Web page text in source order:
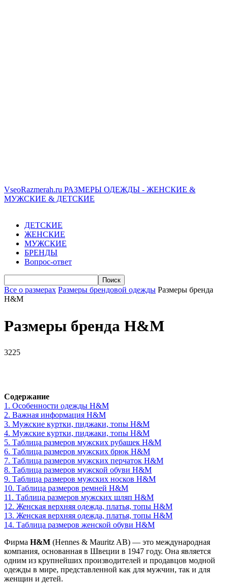
VseoRazmerah.ru РАЗМЕРЫ ОДЕЖДЫ - ЖЕНСКИЕ &
МУЖСКИЕ & ДЕТСКИЕ
ДЕТСКИЕ
ЖЕНСКИЕ
МУЖСКИЕ
БРЕНДЫ
Вопрос-ответ
Все о размерах Размеры брендовой одежды Размеры бренда
H&M
Размеры бренда H&M
3225
Содержание
1. Особенности одежды H&M
2. Важная информация H&M
3. Мужские куртки, пиджаки, топы H&M
4. Мужские куртки, пиджаки, топы H&M
5. Таблица размеров мужских рубашек H&M
6. Таблица размеров мужских брюк H&M
7. Таблица размеров мужских перчаток H&M
8. Таблица размеров мужской обуви H&M
9. Таблица размеров мужских носков H&M
10. Таблица размеров ремней H&M
11. Таблица размеров мужских шляп H&M
12. Женская верхняя одежда, платья, топы H&M
13. Женская верхняя одежда, платья, топы H&M
14. Таблица размеров женской обуви H&M
Фирма H&M (Hennes & Mauritz AB) — это международная
компания, основанная в Швеции в 1947 году. Она является
одним из крупнейших производителей и продавцов модной
одежды в мире, представленной как для мужчин, так и для
женщин и детей.